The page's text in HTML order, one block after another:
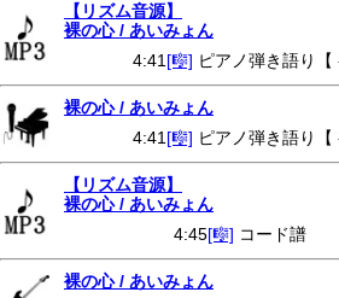
【リズム音源】
裸の心 / あいみょん
4:41 [🎼] ピアノ弾き語り【
裸の心 / あいみょん
4:41 [🎼] ピアノ弾き語り【
【リズム音源】
裸の心 / あいみょん
4:45[🎼] コード
裸の心 / あいみょん